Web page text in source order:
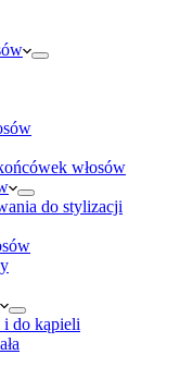
włosów
do stylizacji
do kąpieli